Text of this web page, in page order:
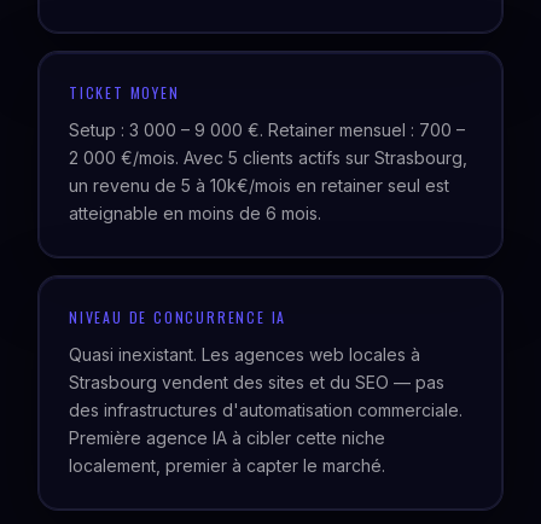
TICKET MOYEN
Setup : 3 000 – 9 000 €. Retainer mensuel : 700 –
2 000 €/mois. Avec 5 clients actifs sur Strasbourg,
un revenu de 5 à 10k€/mois en retainer seul est
atteignable en moins de 6 mois.
NIVEAU DE CONCURRENCE IA
Quasi inexistant. Les agences web locales à
Strasbourg vendent des sites et du SEO — pas
des infrastructures d'automatisation commerciale.
Première agence IA à cibler cette niche
localement, premier à capter le marché.